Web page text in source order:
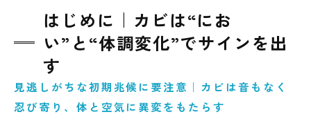
なぜカビはエアコンに繁殖しやすいのか？
放置リスクと健康被害｜あなたの家族や施設
利用者を守るために
今日からできるセルフ点検＆応急対策
はじめに｜カビは“にお
い”と“体調変化”でサインを出
す
見逃しがちな初期兆候に要注意｜カビは音もなく
忍び寄り、体と空気に異変をもたらす